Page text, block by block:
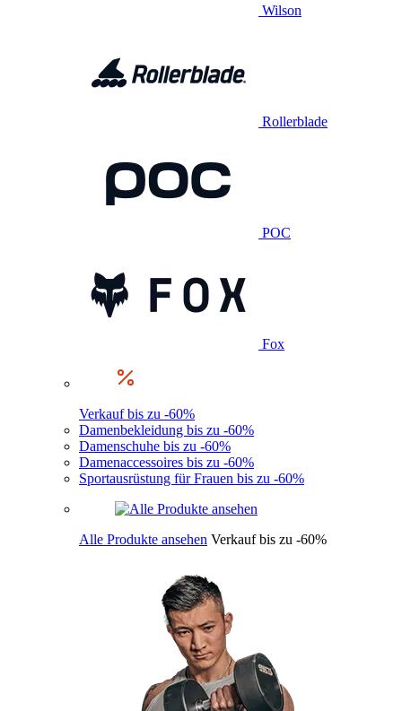
Wilson
Rollerblade
POC
Fox
Verkauf bis zu -60%
Damenbekleidung bis zu -60%
Damenschuhe bis zu -60%
Damenaccessoires bis zu -60%
Sportausrüstung für Frauen bis zu -60%
Alle Produkte ansehen Verkauf bis zu -60%